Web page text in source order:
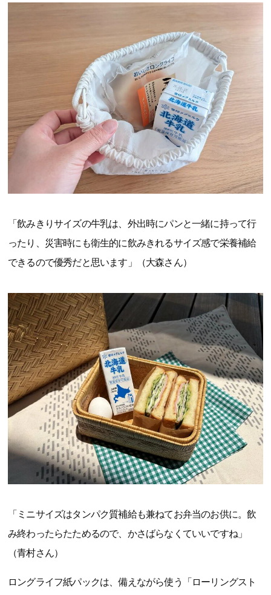
「飲みきりサイズの牛乳は、外出時にパンと一緒に持って行
ったり、災害時にも衛生的に飲みきれるサイズ感で栄養補給
できるので優秀だと思います」（大森さん）
「ミニサイズはタンパク質補給も兼ねてお弁当のお供に。飲
み終わったらたためるので、かさばらなくていいですね」
（青村さん）
ロングライフ紙パックは、備えながら使う「ローリングスト